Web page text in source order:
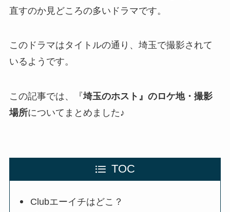
直すのか見どころの多いドラマです。
このドラマはタイトルの通り、埼玉で撮影されて
いるようです。
この記事では、『埼玉のホスト』のロケ地・撮影
場所についてまとめました♪
TOC
Clubエーイチはどこ？